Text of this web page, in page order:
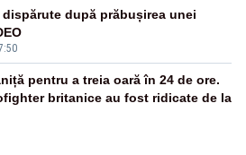
dispărute după prăbușirea unei
pentru a treia oară în 24 de ore.
britanice au fost ridicate de la